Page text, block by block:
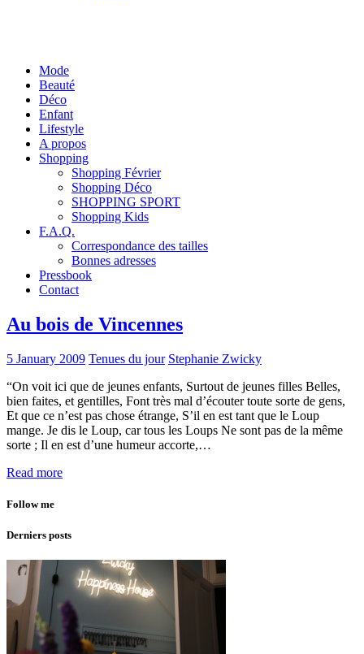
Mode
Beauté
Déco
Enfant
Lifestyle
A propos
Shopping
Shopping Février
Shopping Déco
SHOPPING SPORT
Shopping Kids
F.A.Q.
Correspondance des tailles
Bonnes adresses
Pressbook
Contact
Au bois de Vincennes
5 January 2009 Tenues du jour Stephanie Zwicky
“On voit ici que de jeunes enfants, Surtout de jeunes filles Belles,
bien faites, et gentilles, Font très mal d’écouter toute sorte de gens,
Et que ce n’est pas chose étrange, S’il en est tant que le Loup
mange. Je dis le Loup, car tous les Loups Ne sont pas de la même
sorte ; Il en est d’une humeur accorte,…
Read more
Follow me
Derniers posts